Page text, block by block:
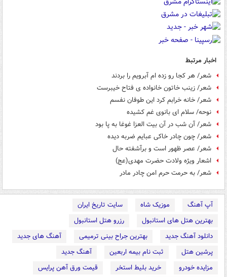
اخبار مرتبط
شعر/ هر کجا رو زده ام آبرویم را بردند
شعر/ زینب خاتون خانواده ی فتاح خیبرست
شعر/ خانه خرابم کرد این طوفان نفسم
نوحه/ سلام ای بانوی غم کشیده
شعر/ آن شب در آن بیت العزا غوغا به پا بود
شعر/ چون چادر خاکی عبایم ضربه دیده
شعر/ عصر ظهور است و برآشفته حال
اشعار ویژه ولادت حضرت مهدی(عج)
شعر/ به حرمت حرم امن چادر مادر
آپ آهنگ موزیک شاه
سایت تاریخ ایران
بهترین هتل های استانبول
رزرو هتل استانبول
دانلود آهنگ جدید
بهترین جراح بینی ترمیمی
آهنگ های جدید
پرشین هتل
ثبت نام بیمه اربعین
آهنگ جدید
مزایده خودرو
خرید بلیط استخر
قیمت ورق آهن پرایس